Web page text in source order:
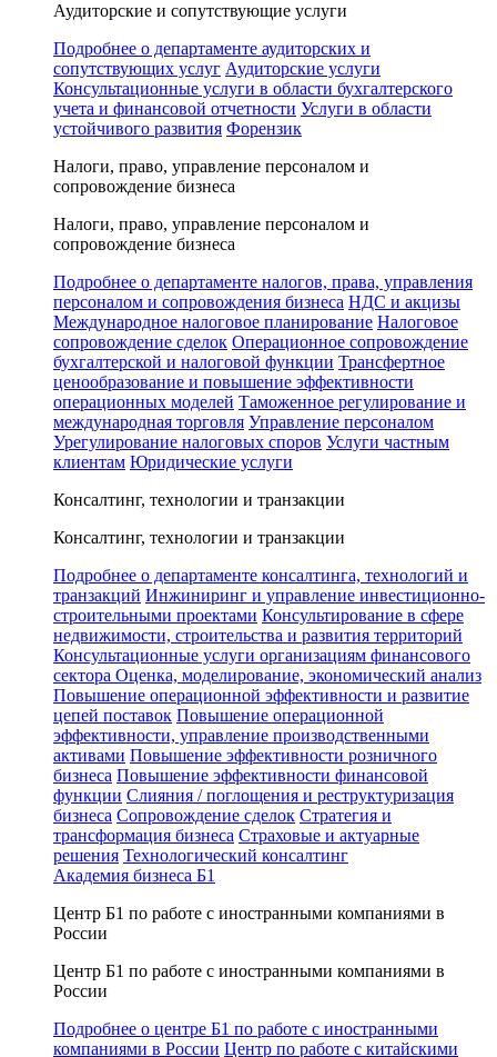
Аудиторские и сопутствующие услуги
Подробнее о департаменте аудиторских и
сопутствующих услуг Аудиторские услуги
Консультационные услуги в области бухгалтерского
учета и финансовой отчетности Услуги в области
устойчивого развития Форензик
Налоги, право, управление персоналом и
сопровождение бизнеса
Налоги, право, управление персоналом и
сопровождение бизнеса
Подробнее о департаменте налогов, права, управления
персоналом и сопровождения бизнеса НДС и акцизы
Международное налоговое планирование Налоговое
сопровождение сделок Операционное сопровождение
бухгалтерской и налоговой функции Трансфертное
ценообразование и повышение эффективности
операционных моделей Таможенное регулирование и
международная торговля Управление персоналом
Урегулирование налоговых споров Услуги частным
клиентам Юридические услуги
Консалтинг, технологии и транзакции
Консалтинг, технологии и транзакции
Подробнее о департаменте консалтинга, технологий и
транзакций Инжиниринг и управление инвестиционно-
строительными проектами Консультирование в сфере
недвижимости, строительства и развития территорий
Консультационные услуги организациям финансового
сектора Оценка, моделирование, экономический анализ
Повышение операционной эффективности и развитие
цепей поставок Повышение операционной
эффективности, управление производственными
активами Повышение эффективности розничного
бизнеса Повышение эффективности финансовой
функции Слияния / поглощения и реструктуризация
бизнеса Сопровождение сделок Стратегия и
трансформация бизнеса Страховые и актуарные
решения Технологический консалтинг
Академия бизнеса Б1
Центр Б1 по работе с иностранными компаниями в
России
Центр Б1 по работе с иностранными компаниями в
России
Подробнее о центре Б1 по работе с иностранными
компаниями в России Центр по работе с китайскими